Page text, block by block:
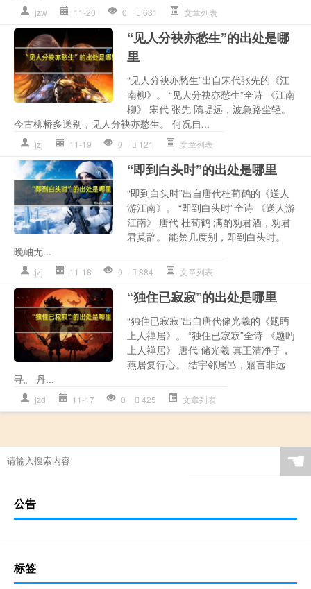
jzw 11-20 0 631 文章列表
“见人分袂亦愁生”的出处是哪
里
“见人分袂亦愁生”出自宋代张先的《江
南柳》。 “见人分袂亦愁生”全诗 《江南
柳》 宋代 张先 隋堤远，波急路尘轻。
今古柳桥多送别，见人分袂亦愁生。 何况自...
jzj 11-19 0 121 文章列表
“即到白头时”的出处是哪里
“即到白头时”出自唐代杜荀鹤的《送人
游江南》。 “即到白头时”全诗 《送人游
江南》 唐代 杜荀鹤 满酌劝君酒，劝君
君莫辞。 能禁几度别，即到白头时。
晚岫无...
jzj 11-18 0 884 文章列表
“独住已寂寂”的出处是哪里
“独住已寂寂”出自唐代储光羲的《题眄
上人禅居》。 “独住已寂寂”全诗 《题眄
上人禅居》 唐代 储光羲 真王清净子，
燕居复行心。 结宇邻居邑，寤言非远
寻。 丹...
jzd 11-17 0 425 文章列表
☚
公告
标签